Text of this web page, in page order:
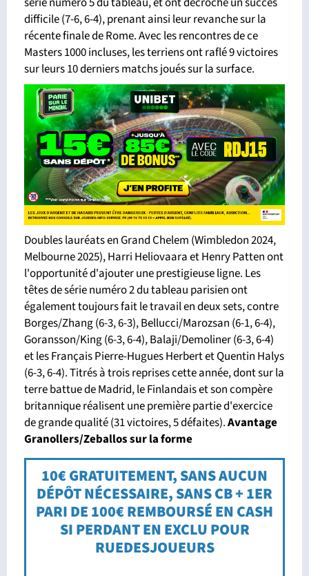
difficile (7-6, 6-4), prenant ainsi leur revanche sur la
récente finale de Rome. Avec les rencontres de ce
Masters 1000 incluses, les terriens ont raflé 9 victoires
sur leurs 10 derniers matchs joués sur la surface.
Doubles lauréats en Grand Chelem (Wimbledon 2024,
Melbourne 2025), Harri Heliovaara et Henry Patten ont
l'opportunité d'ajouter une prestigieuse ligne. Les
têtes de série numéro 2 du tableau parisien ont
également toujours fait le travail en deux sets, contre
Borges/Zhang (6-3, 6-3), Bellucci/Marozsan (6-1, 6-4),
Goransson/King (6-3, 6-4), Balaji/Demoliner (6-3, 6-4)
et les Français Pierre-Hugues Herbert et Quentin Halys
(6-3, 6-4). Titrés à trois reprises cette année, dont sur la
terre battue de Madrid, le Finlandais et son compère
britannique réalisent une première partie d'exercice
de grande qualité (31 victoires, 5 défaites).Avantage
Granollers/Zeballos sur la forme
10€ GRATUITEMENT, SANS AUCUN
DÉPÔT NÉCESSAIRE, SANS CB + 1ER
PARI DE 100€ REMBOURSÉ EN CASH
SI PERDANT EN EXCLU POUR
RUEDESJOUEURS